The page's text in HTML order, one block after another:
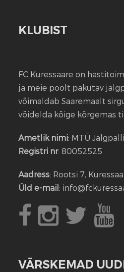
KLUBIST
FC Kuressaare on
ja meie poolt pakutav
võimaldab Saaremaalt
võidelda kõige kõrgemas
Ametlik nimi: MTÜ
Registri nr: 80052525
Aadress: Rootsi 7,
Üld e-mail:
VÄRSKEMAD